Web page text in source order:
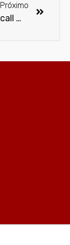
Próximo
Lauren Bacall morre aos 89 anos